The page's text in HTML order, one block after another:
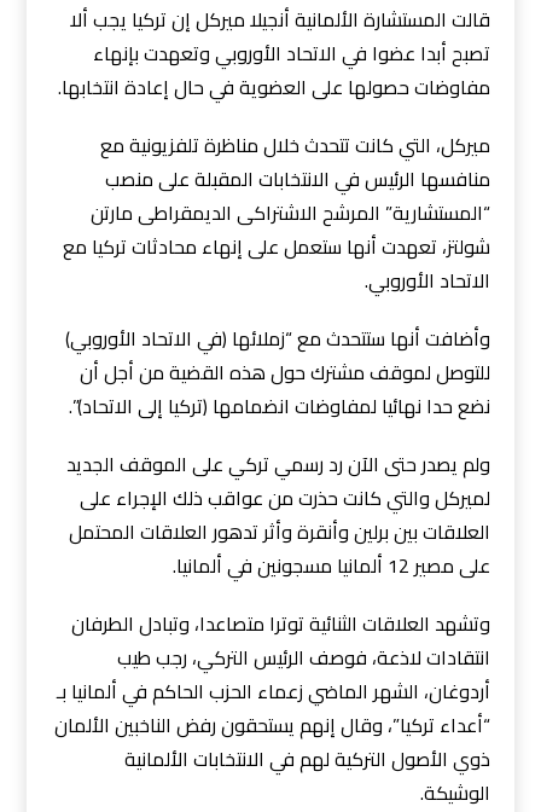
قالت المستشارة الألمانية أنجيلا ميركل إن تركيا يجب ألا
تصبح أبدا عضوا في الاتحاد الأوروبي وتعهدت بإنهاء
مفاوضات حصولها على العضوية في حال إعادة انتخابها.
ميركل، التي كانت تتحدث خلال مناظرة تلفزيونية مع
منافسها الرئيس في الانتخابات المقبلة على منصب
“المستشارية” المرشح الاشتراكى الديمقراطى مارتن
شولتز، تعهدت أنها ستعمل على إنهاء محادثات تركيا مع
الاتحاد الأوروبي.
وأضافت أنها ستتحدث مع “زملائها (في الاتحاد الأوروبي)
للتوصل لموقف مشترك حول هذه القضية من أجل أن
نضع حدا نهائيا لمفاوضات انضمامها (تركيا إلى الاتحاد)”.
ولم يصدر حتى الآن رد رسمي تركي على الموقف الجديد
لميركل والتي كانت حذرت من عواقب ذلك الإجراء على
العلاقات بين برلين وأنقرة وأثر تدهور العلاقات المحتمل
على مصير 12 ألمانيا مسجونين في ألمانيا.
وتشهد العلاقات الثنائية توترا متصاعدا، وتبادل الطرفان
انتقادات لاذعة، فوصف الرئيس التركي، رجب طيب
أردوغان، الشهر الماضي زعماء الحزب الحاكم في ألمانيا بـ
“أعداء تركيا”، وقال إنهم يستحقون رفض الناخبين الألمان
ذوي الأصول التركية لهم في الانتخابات الألمانية
الوشيكة.